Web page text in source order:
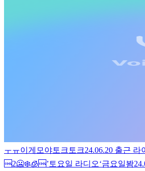
ㅜㅠ이게모야토크토크24.06.20 출근 라
🆒2🥶❄️🧊🆒’토요일 라디오‘금요일봠